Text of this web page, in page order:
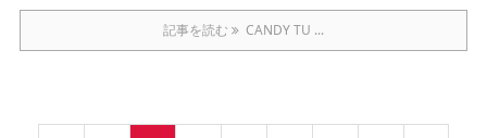
記事を読む CANDY TU ...